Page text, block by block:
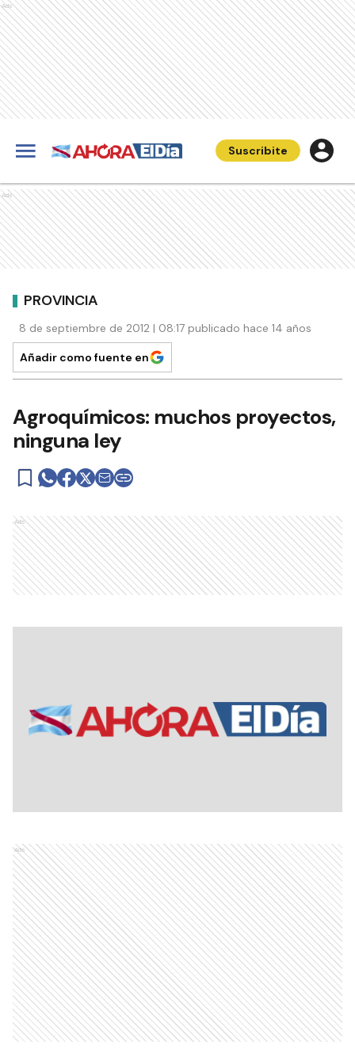
Ads
Suscribite
Ads
PROVINCIA
8 de septiembre de 2012 | 08:17 publicado hace 14 años
Añadir como fuente en
Agroquímicos: muchos proyectos,
ninguna ley
Ads
Ads